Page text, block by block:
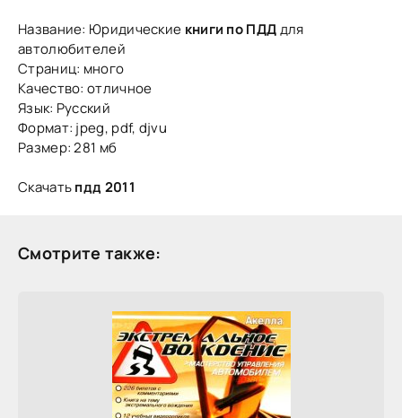
Название: Юридические книги по ПДДдля
автолюбителей
Страниц: много
Качество: отличное
Язык: Русский
Формат: jpeg, pdf, djvu
Размер: 281 мб
Скачатьпдд 2011
Смотрите также: